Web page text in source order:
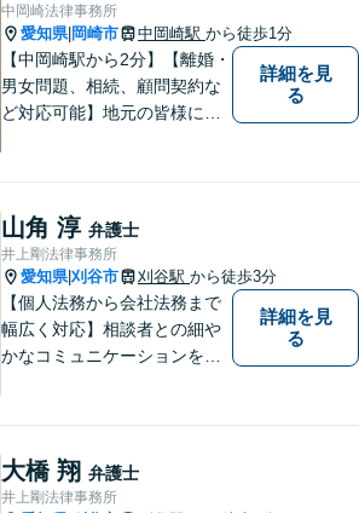
中岡崎法律事務所
愛知県| 岡崎市 中岡崎駅 から徒歩1分
【中岡崎駅から2分】【離婚・
男女問題、相続、顧問契約な
ど対応可能】地元の皆様にご
詳細を見
る
山角 淳 弁護士
井上剛法律事務所
愛知県|刈谷市 刈谷駅 から徒歩3分
【個人法務から会社法務まで
幅広く対応】相談者との細や
かなコミュニケーションを大
ら、お早めにご相談くださ
い。【JR在来線「刈谷駅」4
詳細を見
る
大橋 翔 弁護士
井上剛法律事務所